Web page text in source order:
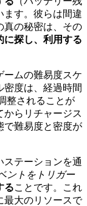
ます。彼らは間違
真の秘密は、その
に探し、利用する
ームの難易度スケ
密度は、経過時間
整されることが
からリチャージス
で難易度と密度が
ステーションを通
ントをトリガー
ることです。これ
最大のリソースで